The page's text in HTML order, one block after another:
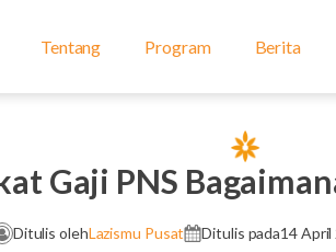
Tentang Program Berita
Gaji PNS
Ditulis olehLazismu Pusat Ditulis pada14 April